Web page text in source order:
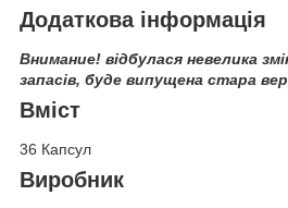
Додаткова інформація
Внимание! відбулася невелика
запасів, буде випущена стара
Вміст
36 Капсул
Виробник